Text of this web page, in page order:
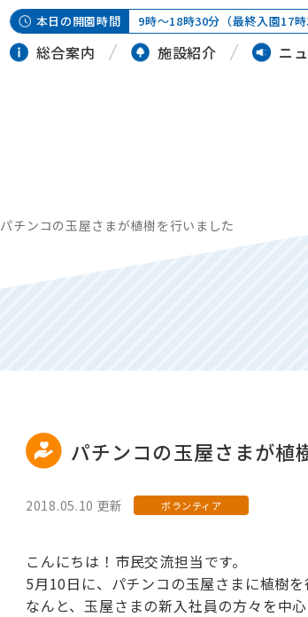
本日の開園時間 9時～18時30分（最終入園17時
総合案内 施設紹介 ニ
パチンコの玉屋さまが植樹を行いました
パチンコの玉屋さまが植
2018.05.10 更新 ボランティア
こんにちは！市民交流担当です。
5月10日に、パチンコの玉屋さまに植樹を
なんと、玉屋さまの新入社員の方々を中